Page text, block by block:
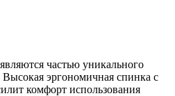
частью уникального
Высокая эргономичная спинка с
комфорт использования